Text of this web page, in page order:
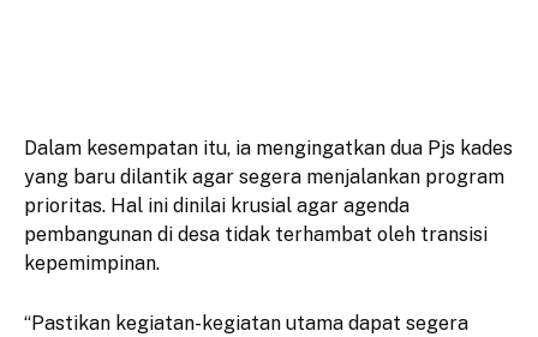
Dalam kesempatan itu, ia mengingatkan dua Pjs kades
yang baru dilantik agar segera menjalankan program
prioritas. Hal ini dinilai krusial agar agenda
pembangunan di desa tidak terhambat oleh transisi
kepemimpinan.
“Pastikan kegiatan-kegiatan utama dapat segera